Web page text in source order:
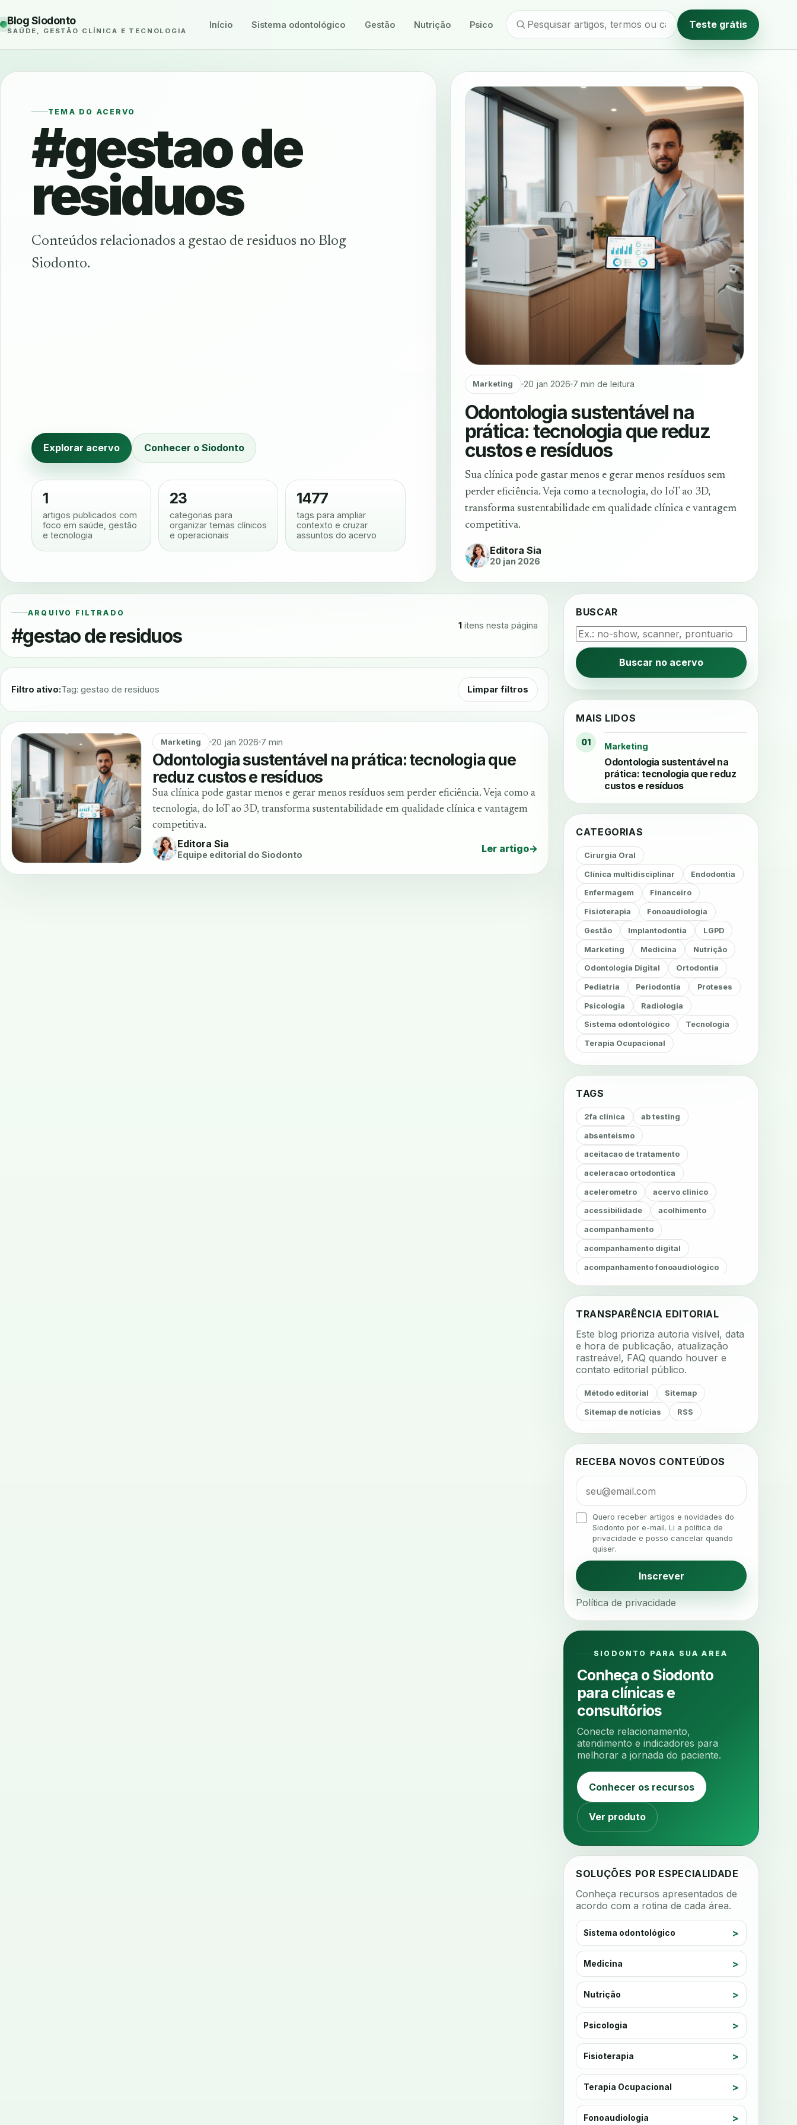
Blog Siodonto
SAÚDE, GESTÃO CLÍNICA E TECNOLOGIA
Início Sistema odontológico Gestão Nutrição Psicologia Método editorial Teste grátis
TEMA DO ACERVO
#gestao de
residuos
Conteúdos relacionados a gestao de residuos no Blog
Siodonto.
Explorar acervo Conhecer o Siodonto
1
artigos publicados com
foco em saúde, gestão
e tecnologia
23
categorias para
organizar temas clínicos
e operacionais
1477
tags para ampliar
contexto e cruzar
assuntos do acervo
Marketing 20 jan 2026 7 min de leitura
Odontologia sustentável na
prática: tecnologia que reduz
custos e resíduos
Sua clínica pode gastar menos e gerar menos resíduos sem
perder eficiência. Veja como a tecnologia, do IoT ao 3D,
transforma sustentabilidade em qualidade clínica e vantagem
competitiva.
Editora Sia
20 jan 2026
ARQUIVO FILTRADO
#gestao de residuos 1 itens nesta página
Filtro ativo:Tag: gestao de residuos Limpar filtros
Marketing 20 jan 2026 7 min
Odontologia sustentável na prática: tecnologia que
reduz custos e resíduos
Sua clínica pode gastar menos e gerar menos resíduos sem perder eficiência. Veja como a
tecnologia, do IoT ao 3D, transforma sustentabilidade em qualidade clínica e vantagem
competitiva.
Editora Sia
Equipe editorial do Siodonto Ler artigo→
BUSCAR
Buscar no acervo
MAIS LIDOS
01 Marketing
Odontologia sustentável na
prática: tecnologia que reduz
custos e resíduos
CATEGORIAS
Cirurgia Oral
Clínica multidisciplinar Endodontia
Enfermagem Financeiro
Fisioterapia Fonoaudiologia
Gestão Implantodontia LGPD
Marketing Medicina Nutrição
Odontologia Digital Ortodontia
Pediatria Periodontia Proteses
Psicologia Radiologia
Sistema odontológico Tecnologia
Terapia Ocupacional
TAGS
2fa clinica ab testing
absenteismo
aceitacao de tratamento
aceleracao ortodontica
acelerometro acervo clinico
acessibilidade acolhimento
acompanhamento
acompanhamento digital
acompanhamento fonoaudiológico
acompanhamento nutricional
acustica acustica clinica
adesao adesao ao tratamento
adesao odontologica
adesao tratamento
agenda inteligente
agenda odontologica
agendamento
agendamento digital
agendamento inteligente
ajuste oclusal ajuste protetico
ambiente clinico ampliacao
analgesia analgesia digital
analise 3d
analise elementos finitos
analise facial analise funcional
analise mastigacao anamnese
anamnese estruturada
anamnese nutricional
anestesia computadorizada
ansiedade ansiedade infantil
ansiedade no consultorio
ansiedade odontologica
antes e depois antibiotico
antibioticos
anticoagulantes
apdt apertamento diurno
apinhamento dentario
apneia do sono apneia sono
apps clinicos
aprendizado federado
TRANSPARÊNCIA EDITORIAL
Este blog prioriza autoria visível, data
e hora de publicação, atualização
rastreável, FAQ quando houver e
contato editorial público.
Método editorial Sitemap
Sitemap de notícias RSS
RECEBA NOVOS CONTEÚDOS
Quero receber artigos e novidades do
Siodonto por e-mail. Li a política de
privacidade e posso cancelar quando
quiser.
Inscrever
Política de privacidade
SIODONTO PARA SUA AREA
Conheça o Siodonto
para clínicas e
consultórios
Conecte relacionamento,
atendimento e indicadores para
melhorar a jornada do paciente.
Conhecer os recursos
Ver produto
SOLUÇÕES POR ESPECIALIDADE
Conheça recursos apresentados de
acordo com a rotina de cada área.
Sistema odontológico
Medicina
Nutrição
Psicologia
Fisioterapia
Terapia Ocupacional
Fonoaudiologia